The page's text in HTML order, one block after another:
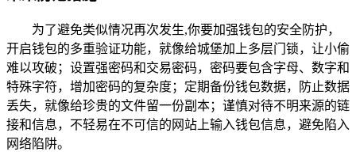
为了避免类似情况再次发生,你要加强钱包的安全防护，
开启钱包的多重验证功能，就像给城堡加上多层门锁，让小偷
难以攻破；设置强密码和交易密码，密码要包含字母、数字和
特殊字符，增加密码的复杂度；定期备份钱包数据，防止数据
丢失，就像给珍贵的文件留一份副本；谨慎对待不明来源的链
接和信息，不轻易在不可信的网站上输入钱包信息，避免陷入
网络陷阱。